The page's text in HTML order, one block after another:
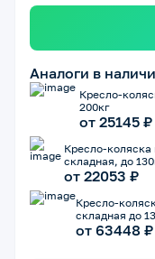
Аналоги в
Кресло-
200кг
от 25145 ₽
Кресло-коляска
складная, до
от 22053 ₽
Кресло-
складная до
от 63448 ₽